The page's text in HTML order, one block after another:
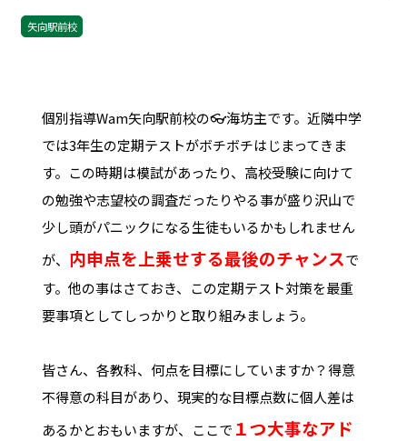
矢向駅前校
個別指導Wam矢向駅前校の👓海坊主です。近隣中学
では3年生の定期テストがボチボチはじまってきま
す。この時期は模試があったり、高校受験に向けて
の勉強や志望校の調査だったりやる事が盛り沢山で
少し頭がパニックになる生徒もいるかもしれません
が、 内申点を上乗せする最後のチャンスで
す。他の事はさておき、この定期テスト対策を最重
要事項としてしっかりと取り組みましょう。
皆さん、各教科、何点を目標にしていますか？得意
不得意の科目があり、現実的な目標点数に個人差は
あるかとおもいますが、ここで １つ大事なアド